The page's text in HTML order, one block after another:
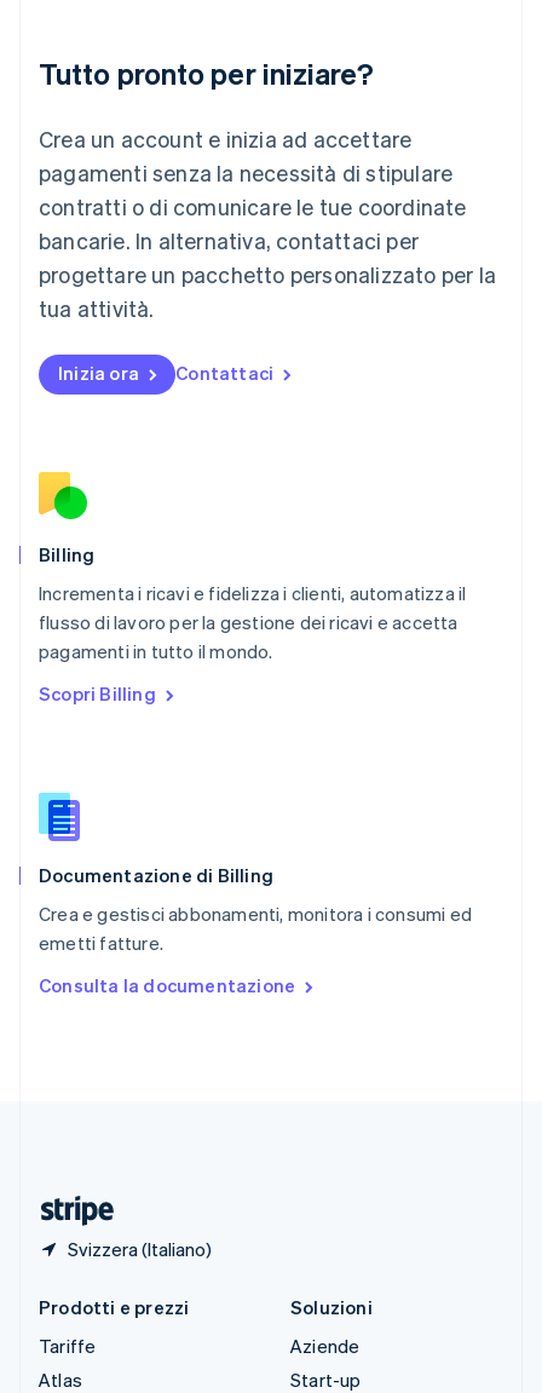
Tutto pronto per iniziare?
Crea un account e inizia ad accettare
pagamenti senza la necessità di stipulare
contratti o di comunicare le tue coordinate
bancarie. In alternativa, contattaci per
progettare un pacchetto personalizzato per la
tua attività.
Inizia ora Contattaci
Billing
Incrementa i ricavi e fidelizza i clienti, automatizza il
flusso di lavoro per la gestione dei ricavi e accetta
pagamenti in tutto il mondo.
Scopri Billing
Documentazione di Billing
Crea e gestisci abbonamenti, monitora i consumi ed
emetti fatture.
Consulta la documentazione
Svizzera (Italiano)
Lituania
Lussemburgo
Deutsch English
Malaysia
English 简体中文
Malta
Messico
EspañolEnglish
English
Nuova Zelanda
English
Portogallo
Português
English简体中文
Regno Unito
English
English
English
Slovacchia
Slovenia
Spagna
EspañolEnglish
English Español简体中文
Prodotti e prezzi
Tariffe
Atlas
Soluzioni
Aziende
Start-up